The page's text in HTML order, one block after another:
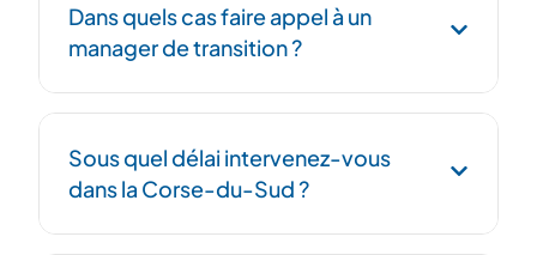
Dans quels cas faire appel à un
manager de transition ?
d'un PSE, intégration post-acquisition, mise
en conformité sociale, ou structuration RH
lors d'une forte croissance.
Sous quel délai intervenez-vous
dans la Corse-du-Sud ?